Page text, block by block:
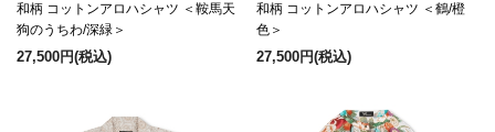
和柄 コットンアロハシャツ ＜鞍馬天
狗のうちわ/深緑＞
27,500円(税込)
和柄 コットンアロハシャツ ＜鶴/橙
色＞
27,500円(税込)